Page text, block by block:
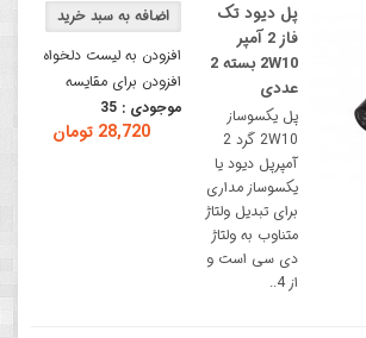
افزودن به لیست دلخواه
افزودن برای مقایسه
موجودی : 35
28,720 تومان
پل دیود تک
فاز 2 آمپر
2W10 بسته 2
عددی
پل یکسوساز
2W10 گرد 2
آمپرپل دیود یا
یکسوساز مداری
برای تبدیل ولتاژ
متناوب به ولتاژ
دی سی است و
از 4..